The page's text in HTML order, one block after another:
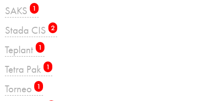
SAKS 1
Stada CIS 2
Teplant 1
Tetra Pak 1
Torneo 1